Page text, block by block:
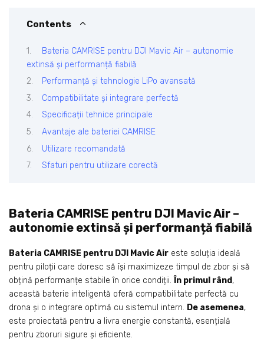
Contents
Bateria CAMRISE pentru DJI Mavic Air – autonomie
extinsă și performanță fiabilă
Performanță și tehnologie LiPo avansată
Compatibilitate și integrare perfectă
Specificații tehnice principale
Avantaje ale bateriei CAMRISE
Utilizare recomandată
Sfaturi pentru utilizare corectă
Bateria CAMRISE pentru DJI Mavic Air –
autonomie extinsă și performanță fiabilă
Bateria CAMRISE pentru DJI Mavic Air este soluția ideală
pentru piloții care doresc să își maximizeze timpul de zbor și să
obțină performanțe stabile în orice condiții. În primul rând,
această baterie inteligentă oferă compatibilitate perfectă cu
drona și o integrare optimă cu sistemul intern. De asemenea,
este proiectată pentru a livra energie constantă, esențială
pentru zboruri sigure și eficiente.